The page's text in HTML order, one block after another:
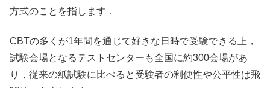
方式のことを指します．
CBTの多くが1年間を通じて好きな日時で受験できる上，
試験会場となるテストセンターも全国に約300会場があ
り，従来の紙試験に比べると受験者の利便性や公平性は飛